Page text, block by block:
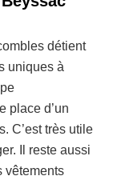
détient
uniques à
place d’un
C’est très utile
Il reste aussi
vêtements